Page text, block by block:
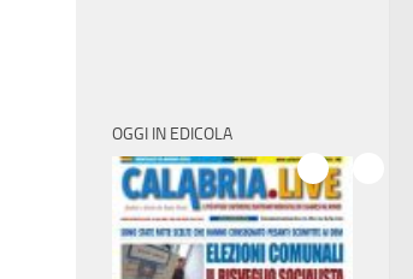
OGGI IN EDICOLA